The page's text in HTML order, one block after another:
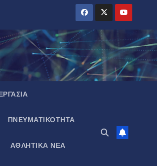
ΠΝΕΥΜΑΤΙΚΌΤΗΤΑ
ΑΘΛΗΤΙΚΑ ΝΕΑ